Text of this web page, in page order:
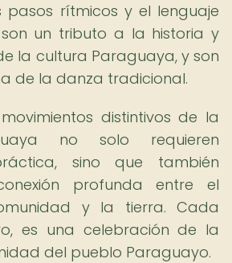
pasos rítmicos y el lenguaje
un tributo a la historia y
la cultura Paraguaya, y son
de la danza tradicional.
distintivos de la
no solo requieren
sino que también
profunda entre el
y la tierra. Cada
es una celebración de la
del pueblo Paraguayo.